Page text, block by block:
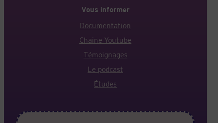
Vous informer
Documentation
Chaine Youtube
Témoignages
Le podcast
Études